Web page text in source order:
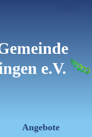
e.V.
Angebote